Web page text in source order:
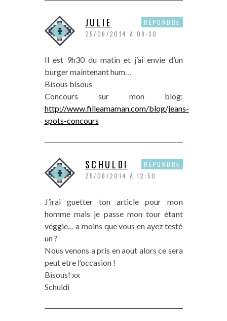
JULIE
25/06/2014 À 09:30
Il est 9h30 du matin et j’ai envie d’un
burger maintenant hum…
Bisous bisous
Concours sur mon blog:
http://www.filleamaman.com/blog/jeans-
spots-concours
RÉPONDRE
SCHULDI
25/06/2014 À 12:50
J’irai guetter ton article pour mon
homme mais je passe mon tour étant
véggie… a moins que vous en ayez testé
un ?
Nous venons a pris en aout alors ce sera
peut etre l’occasion !
Bisous! xx
Schuldi
RÉPONDRE